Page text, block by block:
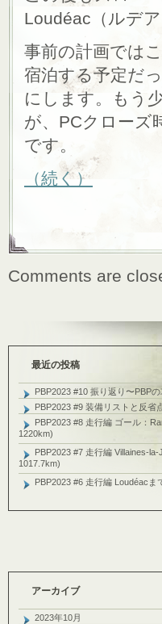
Loudéac（ルデア
事前の計画では
宿泊する予定だ
にします。もう
が、PCクローズ
です。
（続く）
Comments are
最近の投稿
PBP2023 #10 振り返り〜PBP
PBP2023 #9 装備リストと反省
PBP2023 #8 走行編 ゴール：
1220km)
PBP2023 #7 走行編 Villaines-
1017.7km)
PBP2023 #6 走行編 Loudéacま
アーカイブ
2023年10月